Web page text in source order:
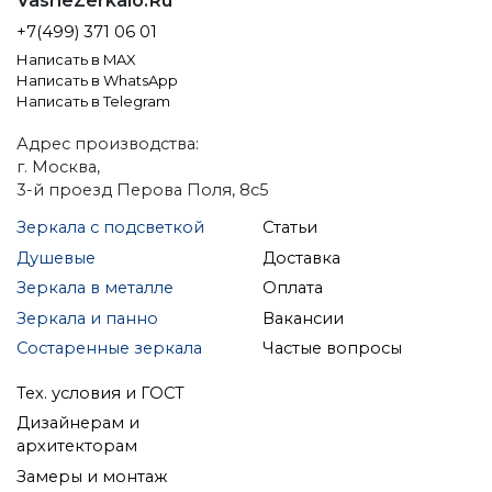
+7(499) 371 06 01
Написать в MAX
Написать в WhatsApp
Написать в Telegram
Адрес производства:
г. Москва,
3-й проезд Перова Поля, 8с5
Зеркала с подсветкой
Душевые
Зеркала в металле
Зеркала и панно
Состаренные зеркала
Статьи
Доставка
Оплата
Вакансии
Частые вопросы
Тех. условия и ГОСТ
Дизайнерам и
архитекторам
Замеры и монтаж